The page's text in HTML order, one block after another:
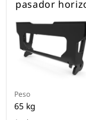
pasador
Peso
65 kg